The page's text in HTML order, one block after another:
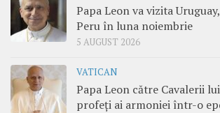
Papa Leon va vizita
Peru în luna noiembrie
5 AUGUST 2026
VATICAN
Papa Leon către Cavalerii
profeți ai armoniei într-o